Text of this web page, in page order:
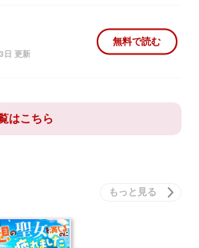
日 更新
無料で読む
はこちら